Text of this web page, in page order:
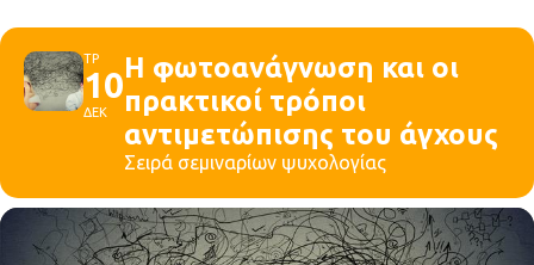
ΤΡ
10
ΔΕΚ
Η φωτοανάγνωση και οι
πρακτικοί τρόποι
αντιμετώπισης του άγχους
Σειρά σεμιναρίων ψυχολογίας